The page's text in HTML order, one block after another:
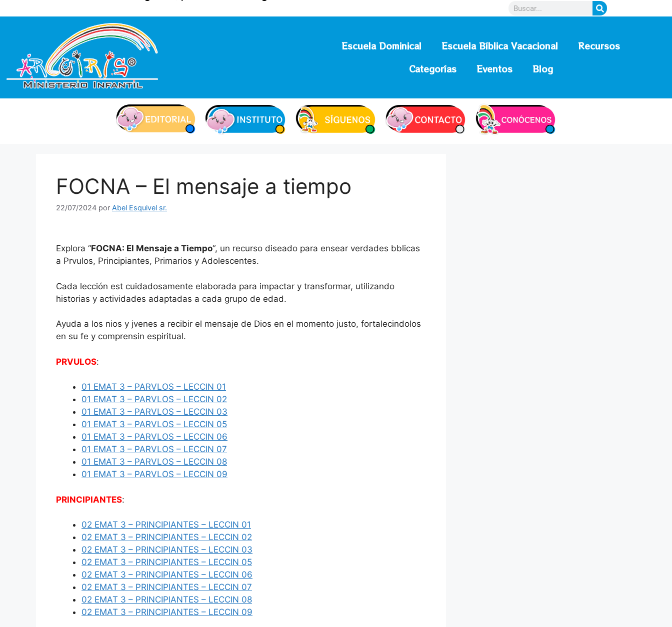
Escuela Dominical Escuela Bíblica Vacacional
Recursos
Categorías
Eventos Blog
FOCNA – El mensaje a tiempo
22/07/2024 por Abel Esquivel sr.
Explora “FOCNA: El Mensaje a Tiempo“, un recurso diseado para ensear verdades bblicas
a Prvulos, Principiantes, Primarios y Adolescentes.
Cada lección est cuidadosamente elaborada para impactar y transformar, utilizando
historias y actividades adaptadas a cada grupo de edad.
Ayuda a los nios y jvenes a recibir el mensaje de Dios en el momento justo, fortalecindolos
en su fe y comprensin espiritual.
PRVULOS:
01 EMAT 3 – PARVLOS – LECCIN 01
01 EMAT 3 – PARVLOS – LECCIN 02
01 EMAT 3 – PARVLOS – LECCIN 03
01 EMAT 3 – PARVLOS – LECCIN 05
01 EMAT 3 – PARVLOS – LECCIN 06
01 EMAT 3 – PARVLOS – LECCIN 07
01 EMAT 3 – PARVLOS – LECCIN 08
01 EMAT 3 – PARVLOS – LECCIN 09
PRINCIPIANTES:
02 EMAT 3 – PRINCIPIANTES – LECCIN 01
02 EMAT 3 – PRINCIPIANTES – LECCIN 02
02 EMAT 3 – PRINCIPIANTES – LECCIN 03
02 EMAT 3 – PRINCIPIANTES – LECCIN 05
02 EMAT 3 – PRINCIPIANTES – LECCIN 06
02 EMAT 3 – PRINCIPIANTES – LECCIN 07
02 EMAT 3 – PRINCIPIANTES – LECCIN 08
02 EMAT 3 – PRINCIPIANTES – LECCIN 09